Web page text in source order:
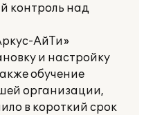
контроль над
АйТи»
и настройку
обучение
организации,
в короткий срок